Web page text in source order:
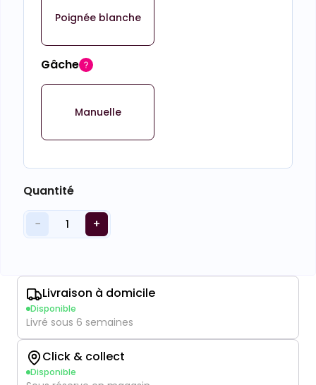
Poignée blanche
Gâche
Manuelle
Quantité
− 1 +
Livraison à domicile
Disponible
Livré sous 6 semaines
Click & collect
Disponible